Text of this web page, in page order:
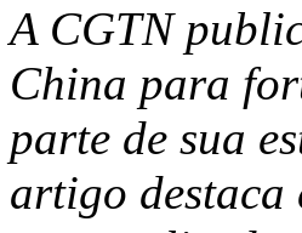
A CGTN
China para
parte de sua
artigo destaca